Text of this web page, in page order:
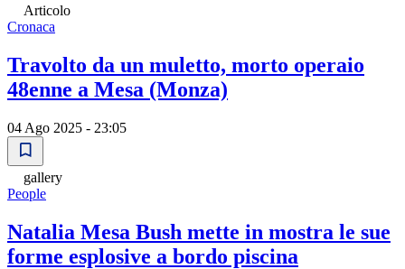
Articolo
Cronaca
Travolto da un muletto, morto operaio
48enne a Mesa (Monza)
04 Ago 2025 - 23:05
gallery
People
Natalia Mesa Bush mette in mostra le sue
forme esplosive a bordo piscina